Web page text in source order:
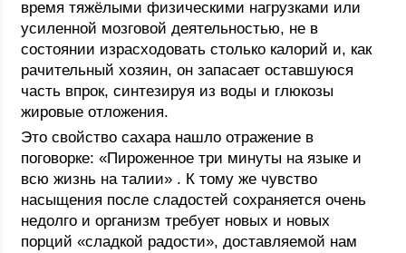
время тяжёлыми физическими нагрузками или
усиленной мозговой деятельностью, не в
состоянии израсходовать столько калорий и, как
рачительный хозяин, он запасает оставшуюся
часть впрок, синтезируя из воды и глюкозы
жировые отложения.
Это свойство сахара нашло отражение в
поговорке: «Пироженное три минуты на языке и
всю жизнь на талии» . К тому же чувство
насыщения после сладостей сохраняется очень
недолго и организм требует новых и новых
порций «сладкой радости», доставляемой нам